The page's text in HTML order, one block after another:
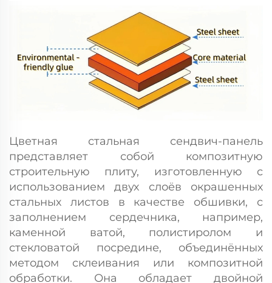
Цветная стальная сендвич-панель
представляет собой композитную
строительную плиту, изготовленную с
использованием двух слоёв окрашенных
стальных листов в качестве обшивки, с
заполнением сердечника, например,
каменной ватой, полистиролом и
стекловатой посредине, объединённых
методом склеивания или композитной
обработки. Она обладает двойной